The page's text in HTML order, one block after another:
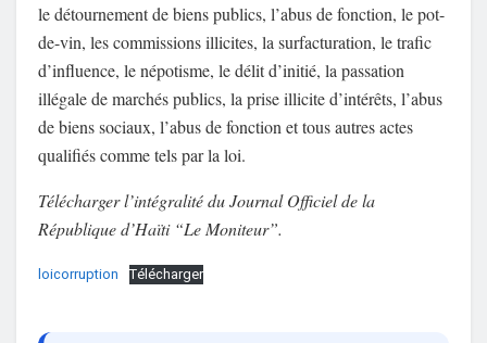
le détournement de biens publics, l’abus de fonction, le pot-
de-vin, les commissions illicites, la surfacturation, le trafic
d’influence, le népotisme, le délit d’initié, la passation
illégale de marchés publics, la prise illicite d’intérêts, l’abus
de biens sociaux, l’abus de fonction et tous autres actes
qualifiés comme tels par la loi.
Télécharger l’intégralité du Journal Officiel de la
République d’Haïti “Le Moniteur”.
loicorruption Télécharger